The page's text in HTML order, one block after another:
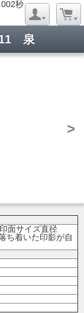
秒
ク11 泉
>
面サイズ直径
ち着いた印影が自